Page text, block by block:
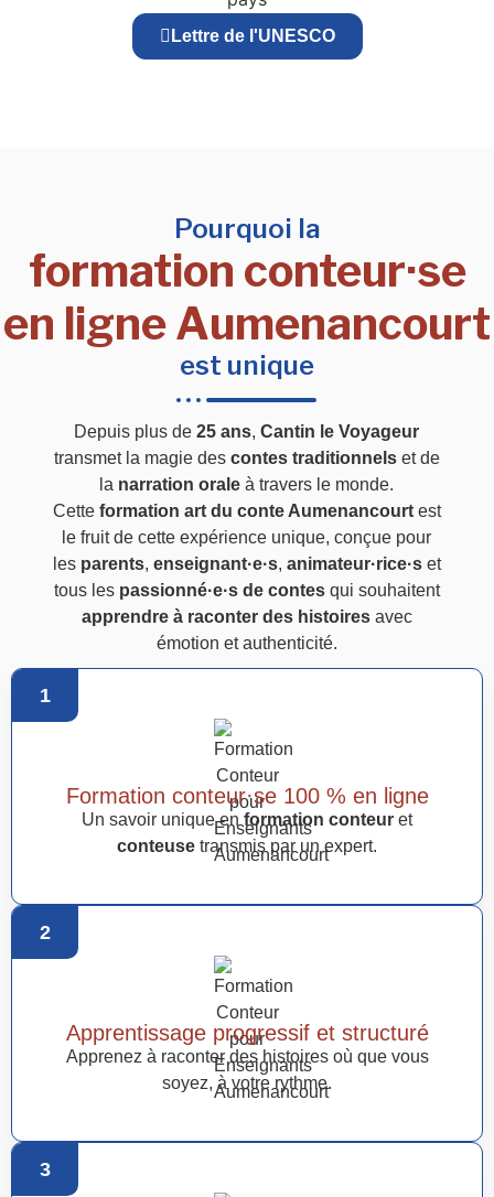
Lettre de l'UNESCO
Pourquoi la
formation conteur·se
en ligne Aumenancourt
est unique
Depuis plus de25 ans,Cantin le Voyageur
transmet la magie des contes traditionnelset de
la narration orale à travers le monde.
Cette formation art du conte Aumenancourtest
le fruit de cette expérience unique, conçue pour
les parents, enseignant·e·s, animateur·rice·set
tous les passionné·e·s de contesqui souhaitent
apprendre à raconter des histoiresavec
émotion et authenticité.
1
Formation conteur·se 100 % en ligne
Un savoir unique en formation conteur et
conteuse transmis par un expert.
2
Apprentissage progressif et structuré
Apprenez à raconter des histoires où que vous
soyez, à votre rythme.
3